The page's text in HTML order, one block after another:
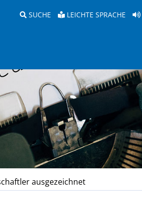
SUCHE LEICHTE SPRACHE
ausgezeichnet